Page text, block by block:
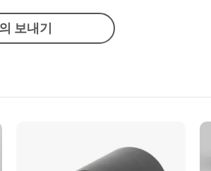
보내기